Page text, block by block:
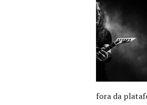
fora da